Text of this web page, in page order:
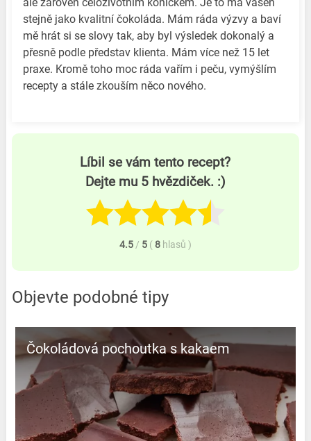
stejně jako kvalitní čokoláda. Mám ráda výzvy a baví
mě hrát si se slovy tak, aby byl výsledek dokonalý a
přesně podle představ klienta. Mám více než 15 let
praxe. Kromě toho moc ráda vařím i peču, vymýšlím
recepty a stále zkouším něco nového.
Líbil se vám tento recept?
Dejte mu 5 hvězdiček. :)
4.5 / 5 (8 hlasů )
Objevte podobné tipy
Čokoládová pochoutka s kakaem